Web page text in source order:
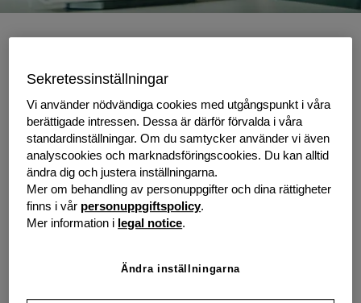
av verksamheter
Oavsett om ditt företag behöver ny utrustning för att
växa, ersätta befintliga tillgångar eller möta nya krav
erbjuder grenke objektsfinansiering som anpassas efter
din verksamhet. Allt från leasing till hyra ingår i vårt
erbjudande, vilket gör det möjligt att välja en lösning
som matchar både bransch, investeringsmål och
ekonomiska förutsättningar. Du avgör själv om målet är
avtalad period – med full kontroll över kostnader och
Sekretessinställningar
Vi använder nödvändiga cookies med utgångspunkt i våra
berättigade intressen. Dessa är därför förvalda i våra
standardinställningar. Om du samtycker använder vi även
analyscookies och marknadsföringscookies. Du kan alltid
ändra dig och justera inställningarna.
Mer om behandling av personuppgifter och dina rättigheter
finns i vår personuppgiftspolicy.
Mer information i legal notice.
Ändra inställningarna